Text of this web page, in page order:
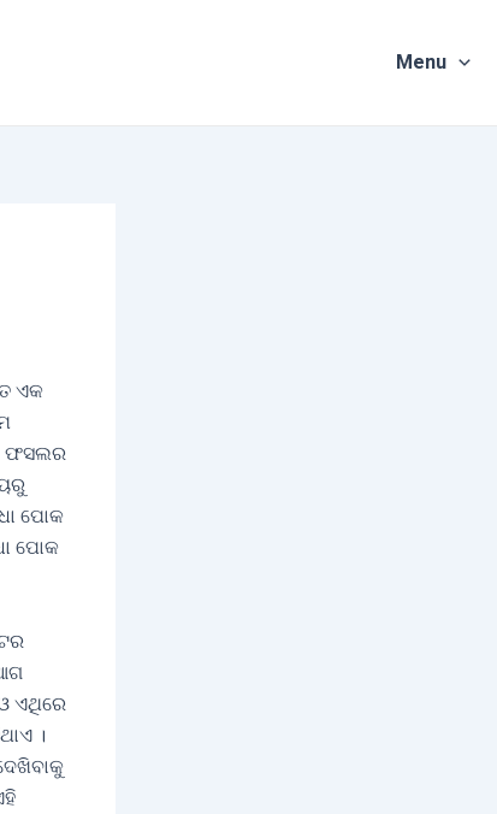
Menu
ଏକ
ଫସଲର
ପୋକ
ପୋକ
ଏଥିରେ
।